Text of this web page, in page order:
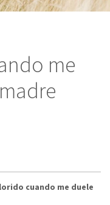
me
cuando me duele